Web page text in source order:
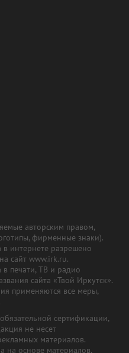
авторским правом,
фирменные знаки).
в интернете разрешено
сайт www.irk.ru.
в печати, ТВ и радио
сайта «Твой Иркутск».
применяются все меры,
сертификации,
не несет
материалов.
на основе материалов,